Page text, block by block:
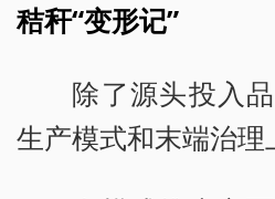
秸秆“变形记”
除了源头投入
生产模式和末端治理